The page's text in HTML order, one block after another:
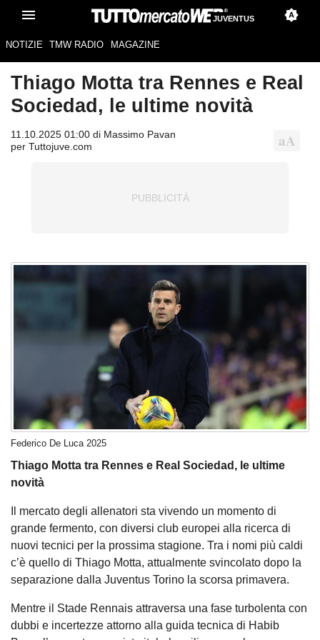
JUVENTUS
NOTIZIE TMW RADIO MAGAZINE
Thiago Motta tra Rennes e Real
Sociedad, le ultime novità
11.10.2025 01:00 di Massimo Pavan
per Tuttojuve.com
Federico De Luca 2025
Thiago Motta tra Rennes e Real Sociedad, le ultime
novità
Il mercato degli allenatori sta vivendo un momento di
grande fermento, con diversi club europei alla ricerca di
nuovi tecnici per la prossima stagione. Tra i nomi più caldi
c’è quello di Thiago Motta, attualmente svincolato dopo la
separazione dalla Juventus Torino la scorsa primavera.
Mentre il Stade Rennais attraversa una fase turbolenta con
dubbi e incertezze attorno alla guida tecnica di Habib